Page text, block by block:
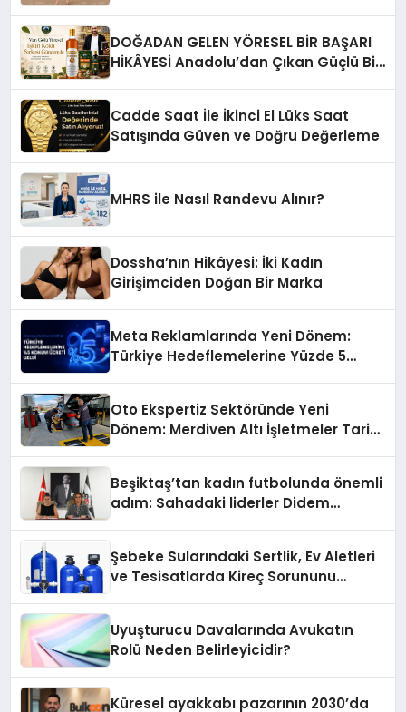
DOĞADAN GELEN YÖRESEL BİR BAŞARI
HİKÂYESİ Anadolu’dan Çıkan Güçlü Bir
Cadde Saat İle İkinci El Lüks Saat
Satışında Güven ve Doğru Değerleme
MHRS ile Nasıl Randevu Alınır?
Dossha’nın Hikâyesi: İki Kadın
Girişimciden Doğan Bir Marka
Meta Reklamlarında Yeni Dönem:
Türkiye Hedeflemelerine Yüzde 5
Oto Ekspertiz Sektöründe Yeni
Dönem: Merdiven Altı İşletmeler Tarih
Beşiktaş’tan kadın futbolunda önemli
adım: Sahadaki liderler Didem
Şebeke Sularındaki Sertlik, Ev Aletleri
ve Tesisatlarda Kireç Sorununu
Uyuşturucu Davalarında Avukatın
Rolü Neden Belirleyicidir?
Küresel ayakkabı pazarının 2030’da